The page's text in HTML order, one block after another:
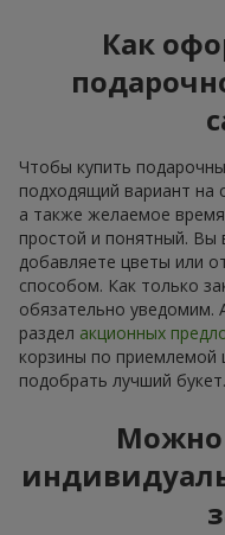
Как
Чтобы купить
подходящий вариант на
а также желаемое
простой и понятный. Вы
добавляете цветы или
способом. Как только
обязательно уведомим.
раздел акционных
корзины по приемлемой
подобрать лучший букет.
Можно